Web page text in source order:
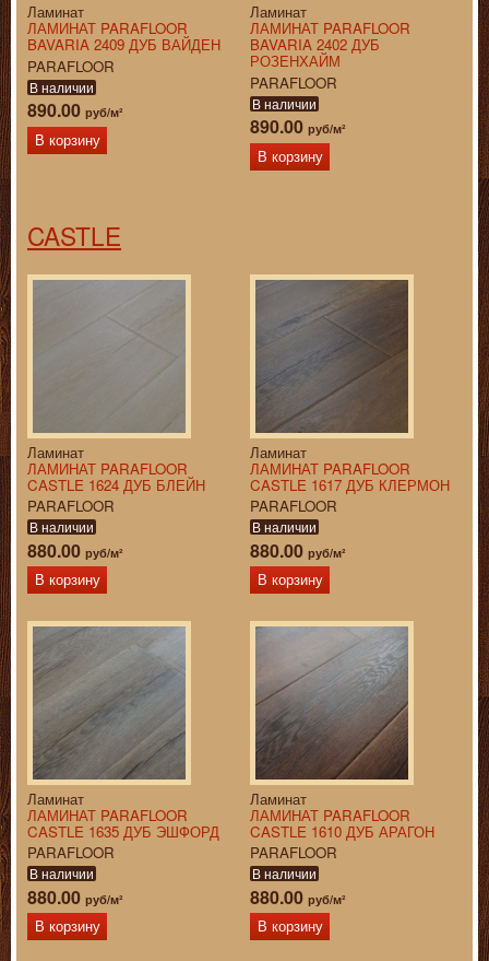
Ламинат
ЛАМИНАТ PARAFLOOR
BAVARIA 2409 ДУБ ВАЙДЕН
PARAFLOOR
В наличии
890.00 руб/м²
В корзину
Ламинат
ЛАМИНАТ PARAFLOOR
BAVARIA 2402 ДУБ
РОЗЕНХАЙМ
PARAFLOOR
В наличии
890.00 руб/м²
В корзину
CASTLE
Ламинат
ЛАМИНАТ PARAFLOOR
CASTLE 1624 ДУБ БЛЕЙН
PARAFLOOR
В наличии
880.00 руб/м²
В корзину
Ламинат
ЛАМИНАТ PARAFLOOR
CASTLE 1617 ДУБ КЛЕРМОН
PARAFLOOR
В наличии
880.00 руб/м²
В корзину
Ламинат
ЛАМИНАТ PARAFLOOR
CASTLE 1635 ДУБ ЭШФОРД
PARAFLOOR
В наличии
880.00 руб/м²
В корзину
Ламинат
ЛАМИНАТ PARAFLOOR
CASTLE 1610 ДУБ АРАГОН
PARAFLOOR
В наличии
880.00 руб/м²
В корзину